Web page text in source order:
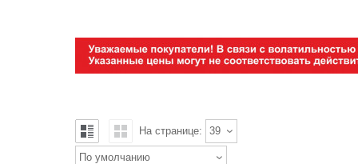
На странице: 39
По умолчанию